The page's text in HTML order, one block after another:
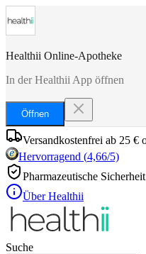
Healthii Online-Apotheke
In der Healthii App öffnen
Öffnen
Versandkostenfrei ab 25 €
Hervorragend (4,66/5)
Pharmazeutische
Über Healthii
Suche